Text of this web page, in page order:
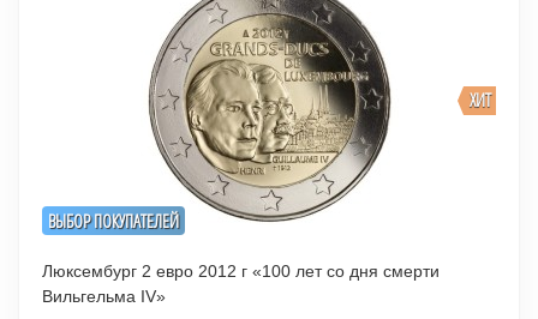
ВЫБОР ПОКУПАТЕЛЕЙ
ХИТ
Люксембург 2 евро 2012 г «100 лет со дня смерти
Вильгельма IV»